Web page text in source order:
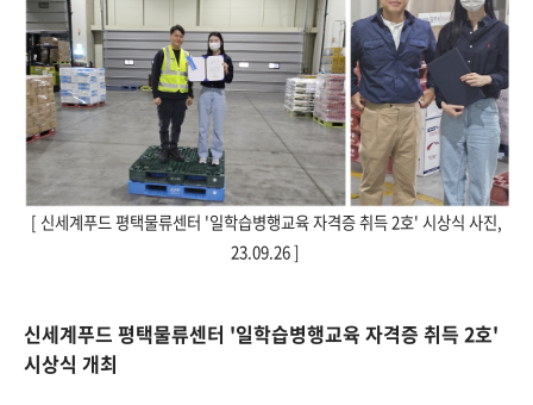
[ 신세계푸드 평택물류센터 '일학습병행교육 자격증 취득 2호' 시상식 사진,
23.09.26]
신세계푸드 평택물류센터 '일학습병행교육 자격증 취득 2호'
시상식 개최